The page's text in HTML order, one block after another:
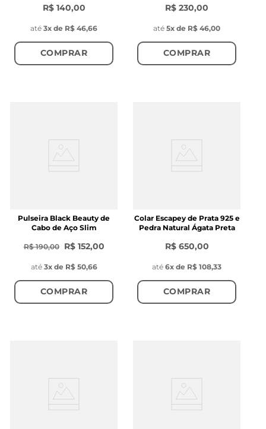
R$ 140,00
até 3x de R$ 46,66
COMPRAR
R$ 230,00
até 5x de R$ 46,00
COMPRAR
Pulseira Black Beauty de
Cabo de Aço Slim
R$ 190,00 R$ 152,00
até 3x de R$ 50,66
COMPRAR
Colar Escapey de Prata 925 e
Pedra Natural Ágata Preta
R$ 650,00
até 6x de R$ 108,33
COMPRAR